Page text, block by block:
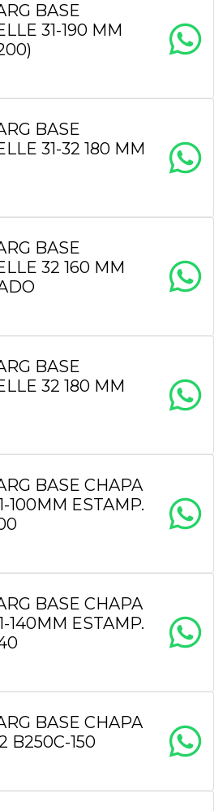
BASE
31-190 MM
BASE
31-32 180 MM
BASE
32 160 MM
BASE
32 180 MM
BASE CHAPA
100MM ESTAMP.
BASE CHAPA
140MM ESTAMP.
BASE CHAPA
B250C-150